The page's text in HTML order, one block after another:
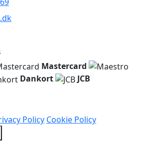
Mastercard
Dankort JCB
Policy Cookie Policy